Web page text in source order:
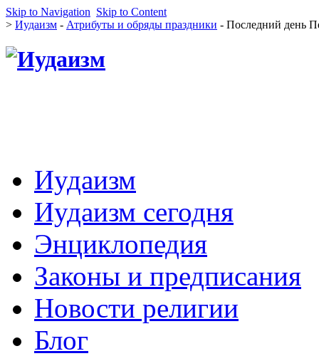
Skip to Navigation Skip to Content
> Иудаизм - Атрибуты и обряды праздники - Последний день
Иудаизм
Иудаизм сегодня
Энциклопедия
Законы и предписания
Новости религии
Блог